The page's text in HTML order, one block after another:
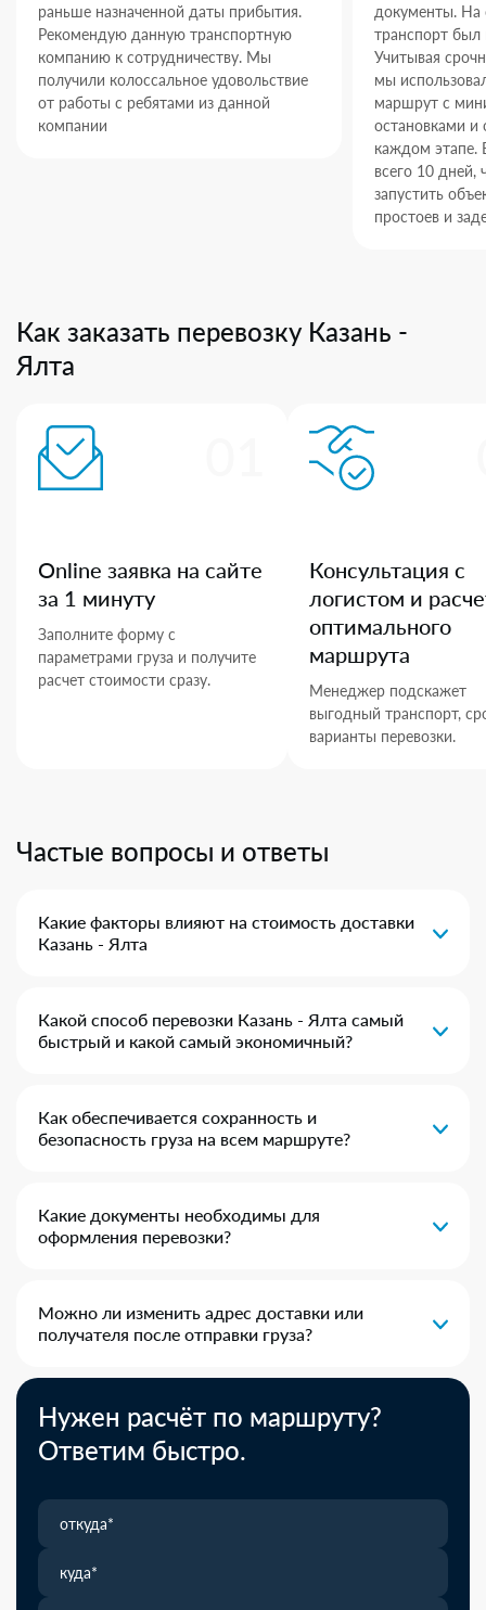
раньше назначенной даты прибытия.
Рекомендую данную транспортную
компанию к сотрудничеству. Мы
получили колоссальное удовольствие
от работы с ребятами из данной
компании
документы. На
транспорт был
Учитывая
мы
маршрут с
остановками и
каждом этапе.
всего 10 дней,
запустить
простоев и
Как заказать перевозку Казань -
Ялта
Online заявка на сайте
за 1 минуту
Заполните форму с
параметрами груза и получите
расчет стоимости сразу.
Консультация с
логистом и
оптимального
маршрута
Менеджер подскажет
выгодный транспорт,
варианты перевозки.
Частые вопросы и ответы
Какие факторы влияют на стоимость доставки
Казань - Ялта
Какой способ перевозки Казань - Ялта самый
быстрый и какой самый экономичный?
Как обеспечивается сохранность и
безопасность груза на всем маршруте?
Какие документы необходимы для
оформления перевозки?
Можно ли изменить адрес доставки или
получателя после отправки груза?
Нужен расчёт по маршруту?
Ответим быстро.